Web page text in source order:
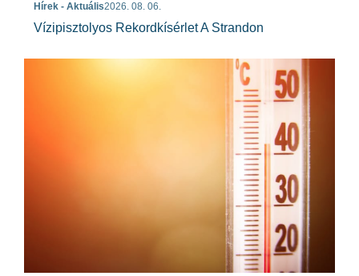
Hírek - Aktuális2026. 08. 06.
Vízipisztolyos Rekordkísérlet A Strandon